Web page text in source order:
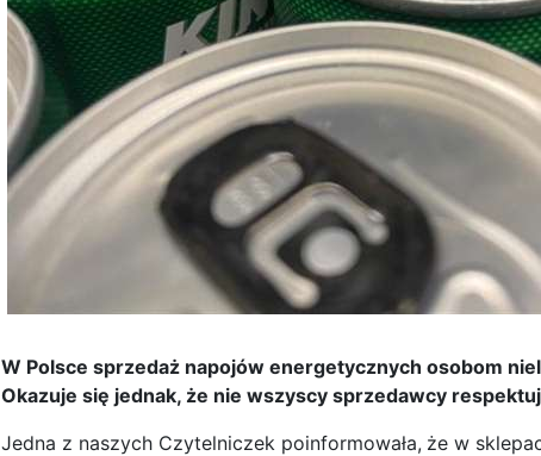
W Polsce sprzedaż napojów energetycznych osobom
Okazuje się jednak, że nie wszyscy sprzedawcy
Jedna z naszych Czytelniczek poinformowała, że w